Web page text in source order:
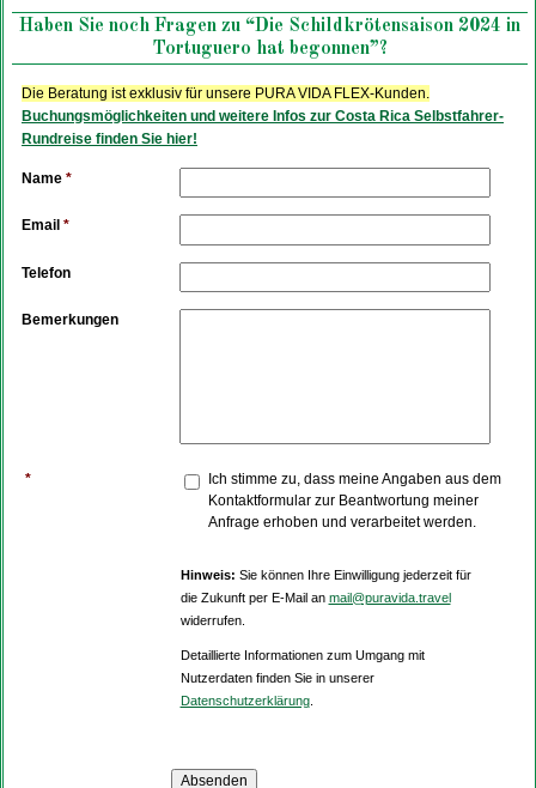
Haben Sie noch Fragen zu “Die Schildkrötensaison 2024 in
Tortuguero hat begonnen”?
Die Beratung ist exklusiv für unsere PURA VIDA FLEX-Kunden.
Buchungsmöglichkeiten und weitere Infos zur Costa Rica Selbstfahrer-
Rundreise finden Sie hier!
Name *
Email *
Telefon
Bemerkungen
*
Ich stimme zu, dass meine Angaben aus dem
Kontaktformular zur Beantwortung meiner
Anfrage erhoben und verarbeitet werden.
Hinweis: Sie können Ihre Einwilligung jederzeit für
die Zukunft per E-Mail an mail@puravida.travel
widerrufen.
Detaillierte Informationen zum Umgang mit
Nutzerdaten finden Sie in unserer
Datenschutzerklärung.